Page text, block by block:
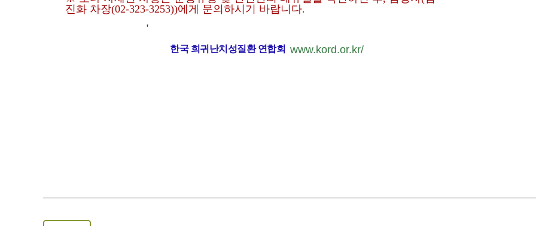
진화 차장(02-323-3253))에게 문의하시기 바랍니다.
,
한국 희귀난치성질환 연합회 www.kord.or.kr/